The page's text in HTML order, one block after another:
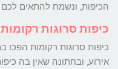
הכיפות, ונשמח להתאים
כיפות סרוגות
כיפות סרוגות רקומות
אירוע, ובחתונה שאין בה